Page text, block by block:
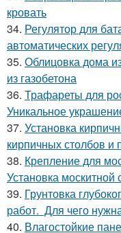
кровать
34. Регулятор для
автоматических
35. Облицовка дома
из газобетона
36. Трафареты для
Уникальное
37. Установка
кирпичных столбов и
38. Крепление для
Установка москитной
39. Грунтовка
работ. Для чего
40. Влагостойкие